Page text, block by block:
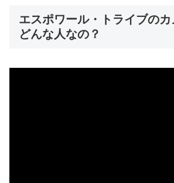
エスポワール・トライブの
どんな人なの？